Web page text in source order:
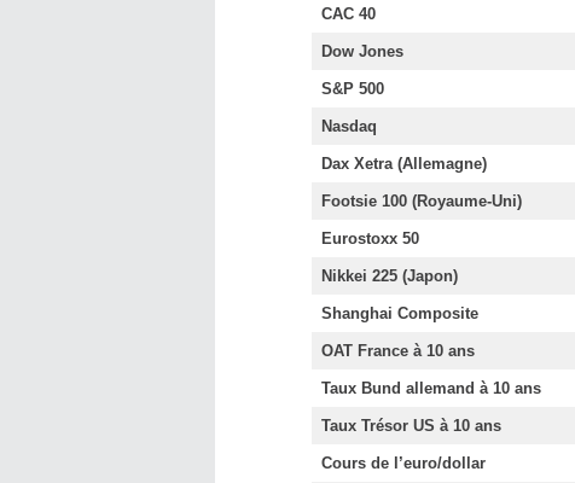
CAC 40
Dow Jones
S&P 500
Nasdaq
Dax Xetra (Allemagne)
Footsie 100 (Royaume-Uni)
Eurostoxx 50
Nikkei 225 (Japon)
Shanghai Composite
OAT France à 10 ans
Taux Bund allemand à 10 ans
Taux Trésor US à 10 ans
Cours de l’euro/dollar